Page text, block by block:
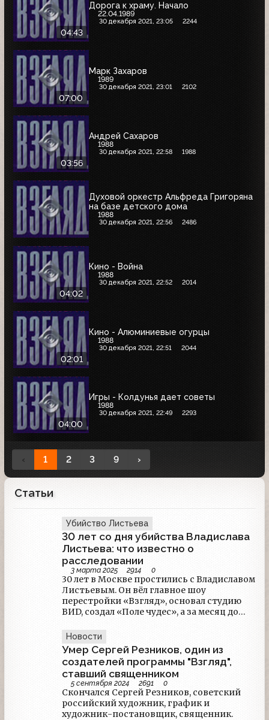
04:43
Дорога к храму. Начало
22.04.1989
30 декабря 2021, 23:05 2244
07:00
Марк Захаров
1989
30 декабря 2021, 23:01 2102
03:56
Андрей Сахаров
1988
30 декабря 2021, 22:58 1988
Духовой оркестр Альфреда Григоряна
на базе детского дома
1988
30 декабря 2021, 22:56 2486
04:02
Кино - Война
1988
30 декабря 2021, 22:52 2014
02:01
Кино - Алюминиевые огурцы
1988
30 декабря 2021, 22:51 2044
04:00
Игры - Колдунья дает советы
1988
30 декабря 2021, 22:49 2293
‹ 1 2 3 9 ›
Статьи
Убийство Листьева
30 лет со дня убийства Владислава
Листьева: что известно о
расследовании
3 марта 2025 2914 0
30 лет в Москве простились с Владиславом
Листьевым. Он вёл главное шоу
перестройки «Взгляд», основал студию
ВИD, создал «Поле чудес», а за месяц до
расследование и есть ли шанс раскрыть
убийство?
Новости
Умер Сергей Резников, один из
создателей программы "Взгляд",
ставший священником
5 сентября 2024 2691 0
Скончался Сергей Резников, советский
российский художник, график и
художник-постановщик, священник.